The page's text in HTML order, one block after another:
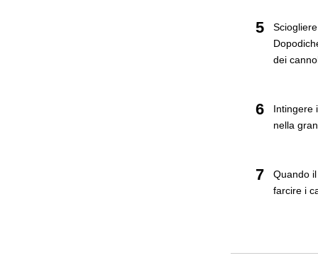
5
dei
6
Intingere
nella
7
Quando
farcire i